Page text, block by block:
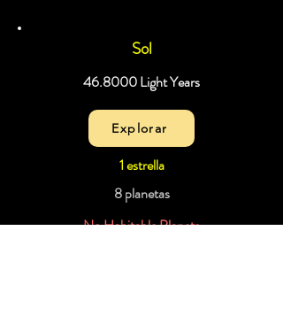
Sol
46.8000 Light Years
Explorar
1 estrella
8 planetas
No Habitable Planets